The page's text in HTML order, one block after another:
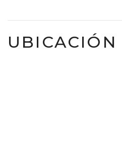
UBICACIÓN